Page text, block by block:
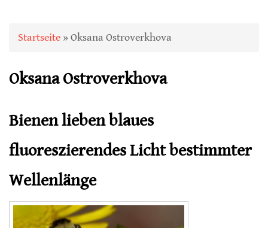
Sie sind hier
Startseite » Oksana Ostroverkhova
Oksana Ostroverkhova
Bienen lieben blaues
fluoreszierendes Licht bestimmter
Wellenlänge